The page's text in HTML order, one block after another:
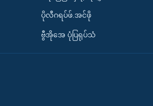
ပိုလီဂရပ်ဖ်.အင်ဖို
ဗွီအိုအေ ပုံပြရုပ်သံ